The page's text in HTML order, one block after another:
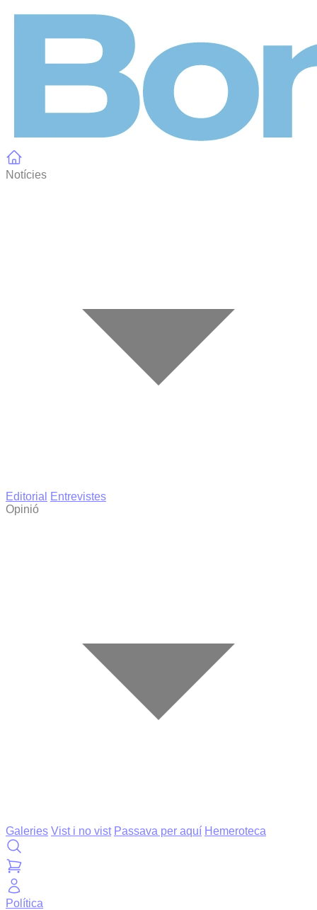
Notícies
Editorial
Entrevistes
Opinió
Galeries Vist i no vist Passava per aquí Hemeroteca
Política